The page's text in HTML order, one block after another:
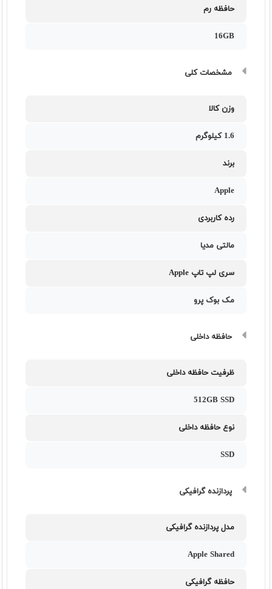
حافظه رم
16GB
مشخصات کلی
وزن کالا
1.6 کیلوگرم
برند
Apple
رده کاربردی
مالتی مدیا
سری لپ تاپ Apple
مک بوک پرو
حافظه داخلی
ظرفیت حافظه داخلی
512GB SSD
نوع حافظه داخلی
SSD
پردازنده گرافیکی
مدل پردازنده گرافیکی
Apple Shared
حافظه گرافیکی